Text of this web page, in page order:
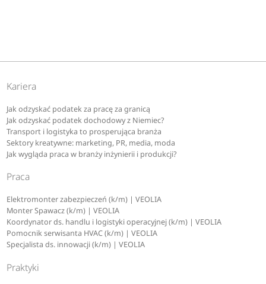
Kariera
Jak odzyskać podatek za pracę za granicą
Jak odzyskać podatek dochodowy z Niemiec?
Transport i logistyka to prosperująca branża
Sektory kreatywne: marketing, PR, media, moda
Jak wygląda praca w branży inżynierii i produkcji?
Praca
Elektromonter zabezpieczeń (k/m) | VEOLIA
Monter Spawacz (k/m) | VEOLIA
Koordynator ds. handlu i logistyki operacyjnej (k/m) | VEOLIA
Pomocnik serwisanta HVAC (k/m) | VEOLIA
Specjalista ds. innowacji (k/m) | VEOLIA
Praktyki